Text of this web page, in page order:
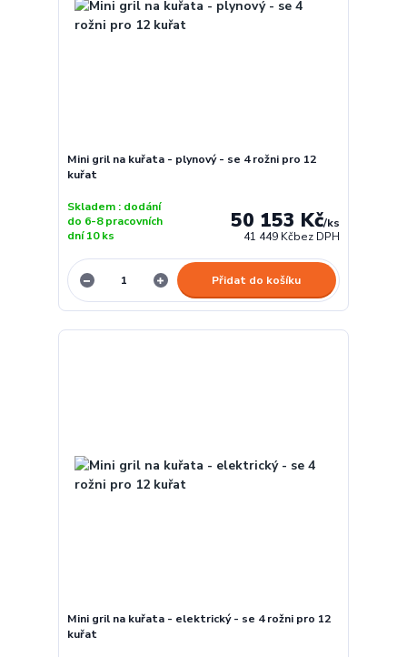
Mini gril na kuřata - plynový - se 4 rožni pro 12
kuřat
50 153 Kč/ks
41 449 Kčbez DPH
Skladem : dodání
do 6-8 pracovních
dní 10 ks
Přidat do košíku
Mini gril na kuřata - elektrický - se 4 rožni pro 12
kuřat